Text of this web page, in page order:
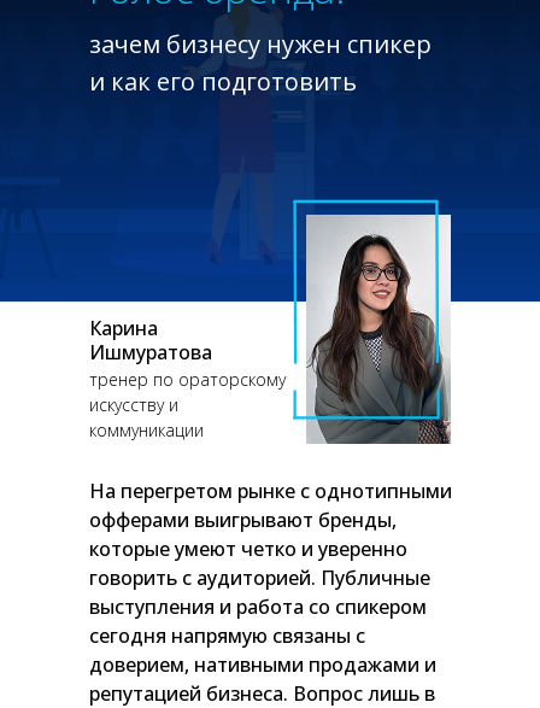
зачем бизнесу нужен спикер
и как его подготовить
На перегретом рынке с однотипными
офферами выигрывают бренды,
которые умеют четко и уверенно
говорить с аудиторией. Публичные
выступления и работа со спикером
сегодня напрямую связаны с
доверием, нативными продажами и
репутацией бизнеса. Вопрос лишь в
Карина
Ишмуратова
тренер по ораторскому
искусству и
коммуникации